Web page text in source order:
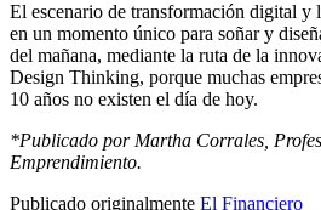
El escenario de transformación digital y
en un momento único para soñar y
del mañana, mediante la ruta de la
Design Thinking, porque muchas
10 años no existen el día de hoy.
*Publicado por Martha Corrales,
Emprendimiento.
Publicado originalmente El Financiero